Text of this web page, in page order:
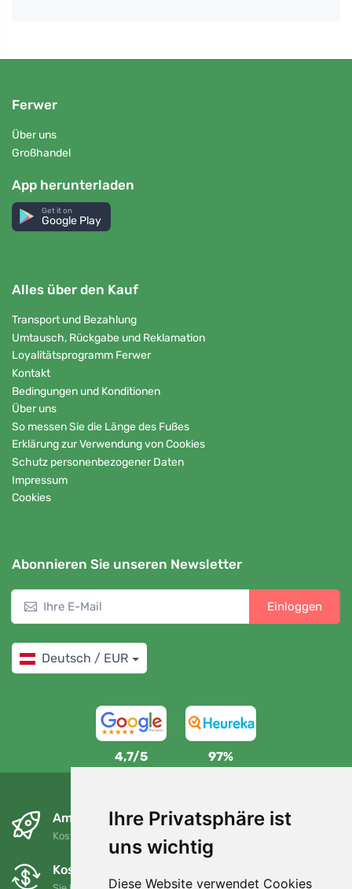
Ihre Privatsphäre ist
uns wichtig
Diese Website verwendet Cookies
Ferwer
Über uns
Großhandel
App herunterladen
Get it on
Google Play
Alles über den Kauf
Transport und Bezahlung
Umtausch, Rückgabe und Reklamation
Loyalitätsprogramm Ferwer
Kontakt
Bedingungen und Konditionen
Über uns
So messen Sie die Länge des Fußes
Erklärung zur Verwendung von Cookies
Schutz personenbezogener Daten
Impressum
Cookies
Abonnieren Sie unseren Newsletter
Einloggen
Deutsch / EUR
4,7/5 97%
Am nächsten Tag und kostenlos
Kostenloser Versand für Bestellungen über 80 EUR
Kostenloser Umtausch und Rückgabe